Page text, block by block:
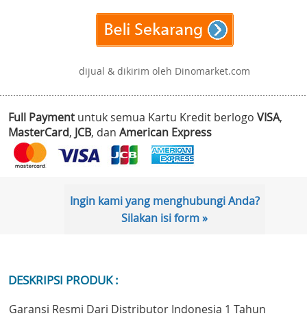
dijual & dikirim oleh Dinomarket.com
Full Payment untuk semua Kartu Kredit berlogo VISA,
MasterCard, JCB, dan American Express
Ingin kami yang menghubungi Anda?
Silakan isi form »
DESKRIPSI PRODUK :
Garansi Resmi Dari Distributor Indonesia 1 Tahun